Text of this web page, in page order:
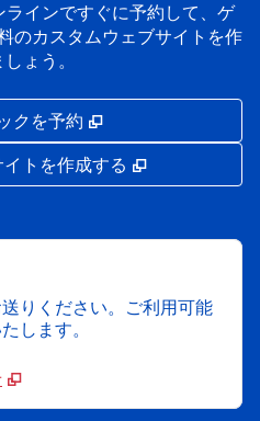
インですぐに予約して、ゲ
のカスタムウェブサイトを作
ょう。
クを予約 ,
トを作成する ,
りください。ご利用可能
します。